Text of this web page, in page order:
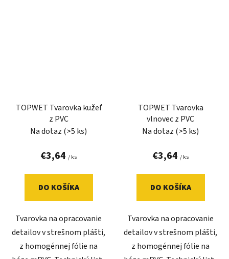
TOPWET Tvarovka kužeľ
z PVC
Na dotaz (>5 ks)
€3,64 / ks
DO KOŠÍKA
Tvarovka na opracovanie
detailov v strešnom plášti,
z homogénnej fólie na
TOPWET Tvarovka
vlnovec z PVC
Na dotaz (>5 ks)
€3,64 / ks
DO KOŠÍKA
Tvarovka na opracovanie
detailov v strešnom plášti,
z homogénnej fólie na